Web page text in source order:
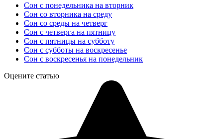
Сон с понедельника на вторник
Сон со вторника на среду
Сон со среды на четверг
Сон с четверга на пятницу
Сон с пятницы на субботу
Сон с субботы на воскресенье
Сон с воскресенья на понедельник
Оцените статью